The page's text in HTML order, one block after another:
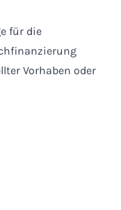
für die
Vorhaben oder